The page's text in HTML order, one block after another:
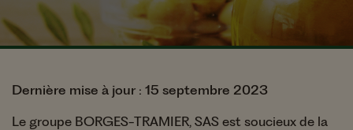
Dernière mise à jour : 15 septembre 2023
Le groupe BORGES-TRAMIER, SAS est soucieux de la